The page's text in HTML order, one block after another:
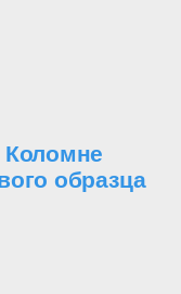
Коломне
образца